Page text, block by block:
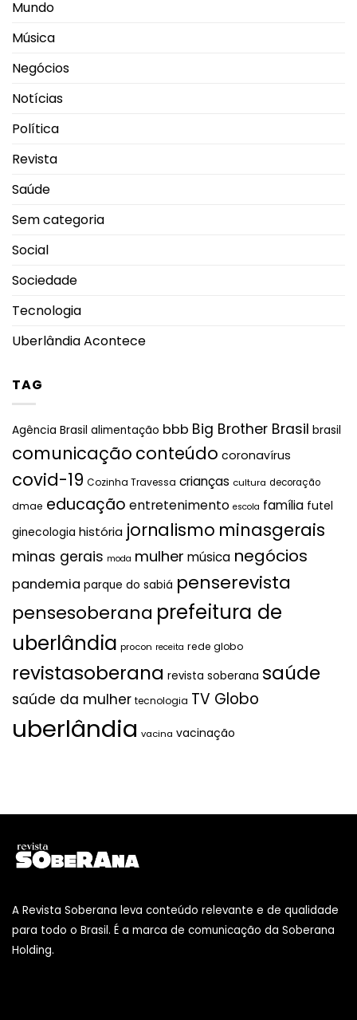
Mundo
Música
Negócios
Notícias
Política
Revista
Saúde
Sem categoria
Social
Sociedade
Tecnologia
Uberlândia Acontece
TAG
Agência Brasil alimentação bbb Big Brother Brasil brasil
comunicação conteúdo coronavírus
covid-19 Cozinha Travessa crianças cultura decoração
dmae educação entretenimento escola família futel
ginecologia história jornalismo minasgerais
minas gerais moda mulher música negócios
pandemia parque do sabiá penserevista
pensesoberana prefeitura de
uberlândia procon receita rede globo
revistasoberana revista soberana saúde
saúde da mulher tecnologia TV Globo
uberlândia vacina vacinação
A Revista Soberana leva conteúdo relevante e de qualidade
para todo o Brasil. É a marca de comunicação da Soberana
Holding.